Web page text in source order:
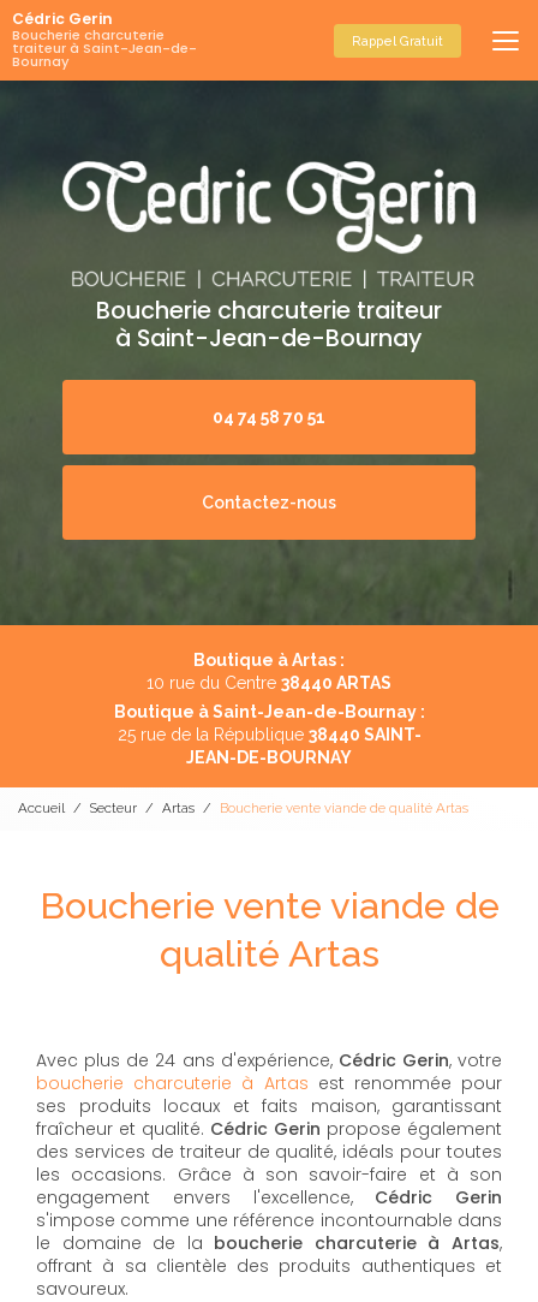
Aller
au
contenu
principal
Cédric Gerin
Boucherie charcuterie
traiteur à Saint-Jean-de-
Bournay
Rappel Gratuit
Boucherie charcuterie traiteur
à Saint-Jean-de-Bournay
04 74 58 70 51
Contactez-nous
Boutique à Artas :
10 rue du Centre 38440 ARTAS
Boutique à Saint-Jean-de-Bournay :
25 rue de la République 38440 SAINT-
JEAN-DE-BOURNAY
Accueil Secteur Artas Boucherie vente viande de qualité Artas
Boucherie vente viande de
qualité Artas
Avec plus de 24 ans d'expérience, Cédric Gerin, votre
boucherie charcuterie à Artas est renommée pour
ses produits locaux et faits maison, garantissant
fraîcheur et qualité. Cédric Gerin propose également
des services de traiteur de qualité, idéals pour toutes
les occasions. Grâce à son savoir-faire et à son
engagement envers l'excellence, Cédric Gerin
s'impose comme une référence incontournable dans
le domaine de la boucherie charcuterie à Artas,
offrant à sa clientèle des produits authentiques et
savoureux.